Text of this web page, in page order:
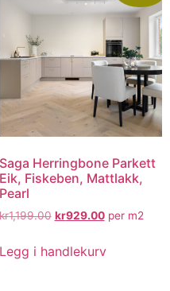
Saga Herringbone Parkett
Eik, Fiskeben, Mattlakk,
Pearl
1,199.00 kr929.00per m2
Legg i handlekurv